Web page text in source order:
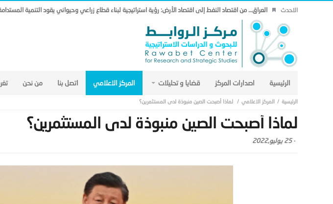
الاحدث العراق… من اقتصاد النفط إلى اقتصاد الأرض: رؤية استراتيجية لبناء قطاع زراعي وحيواني يقود التنمية
الرئيسية اصدارات المركز قضايا و تحليلات المركز الاعلامي اتصل بنا من نحن
المركز الاعلامي لماذا أصبحت الصين منبوذة لدى المستثمرين؟
لماذا أصبحت الصين منبوذة لدى المستثمرين؟
-25 يوليو,2022